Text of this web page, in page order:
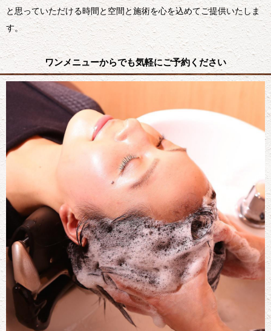
と思っていただける時間と空間と施術を心を込めてご提供いたしま
す。
ワンメニューからでも気軽にご予約ください